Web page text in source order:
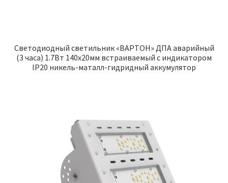
Светодиодный светильник «ВАРТОН» ДПА аварийный
(3 часа) 1.7Вт 140х20мм встраиваемый с индикатором
IP20 никель-маталл-гидридный аккумулятор